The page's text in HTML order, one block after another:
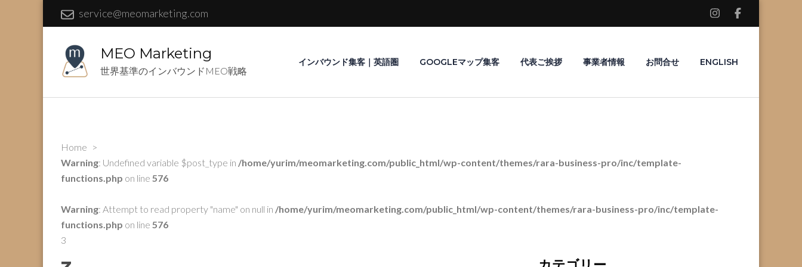
service@meomarketing.com
MEO Marketing
世界基準のインバウンドMEO戦略
インバウンド集客｜英語圏 GOOGLEマップ集客 代表ご挨拶 事業者情報 お問合せ ENGLISH
Home >
Warning: Undefined variable $post_type in /home/yurim/meomarketing.com/public_html/wp-content/themes/rara-business-pro/inc/template-
functions.php on line 576
Warning: Attempt to read property "name" on null in /home/yurim/meomarketing.com/public_html/wp-content/themes/rara-business-pro/inc/template-
functions.php on line 576
3